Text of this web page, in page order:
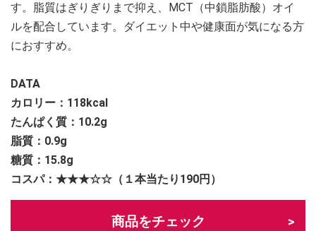
す。脂質はぎりぎりまで抑え、MCT（中鎖脂肪酸）オイ
ルを配合しています。ダイエット中や健康面が気になる方
におすすめ。
DATA
カロリー：118kcal
たんぱく質：10.2g
脂質：0.9g
糖質：15.8g
コスパ：★★★☆☆（１本当たり190円）
商品をチェック